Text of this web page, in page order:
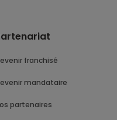
Devenir franchisé
Devenir mandataire
Nos partenaires